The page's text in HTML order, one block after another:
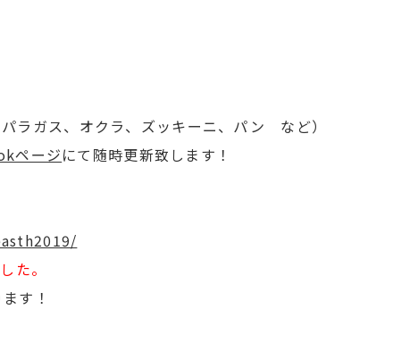
パラガス、オクラ、ズッキーニ、パン など）
ページにて随時更新致します！
た。
す！